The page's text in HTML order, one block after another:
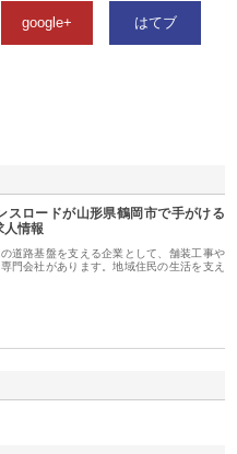
google+ はてブ
スロードが山形県鶴岡市で手がける
人情報
道路基盤を支える企業として、舗装工事や
門会社があります。地域住民の生活を支え